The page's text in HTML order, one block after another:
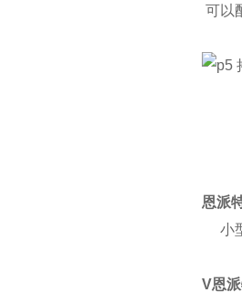
可以
恩派
小
V恩